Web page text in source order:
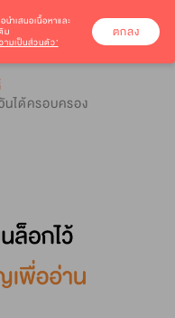
ได้ครอบครอง
นำเสนอเนื้อหาและ
ม
ามเป็นส่วนตัว’
ตกลง